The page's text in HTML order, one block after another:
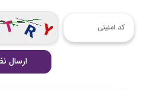
ارسال